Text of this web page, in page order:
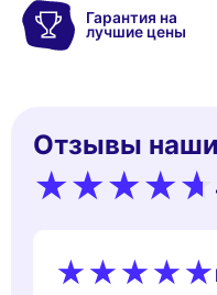
Гарантия на
лучшие цены
Отзывы